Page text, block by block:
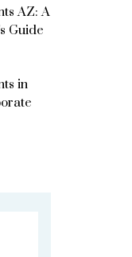
AZ: A
Guide
in